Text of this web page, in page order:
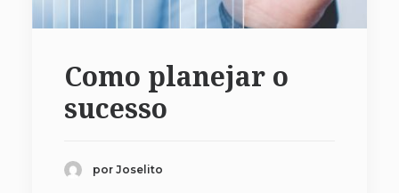
Como planejar o
sucesso
por Joselito